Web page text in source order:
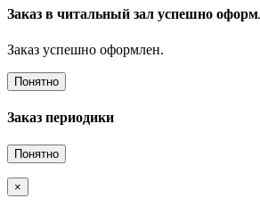
Заказ в читальный зал успешно
Заказ успешно оформлен.
Понятно
Заказ периодики
Понятно
×